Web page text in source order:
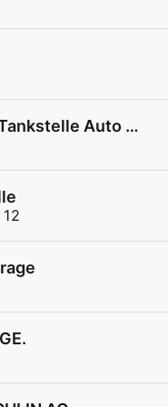
Ruedi Rüssel Tankstelle Auto Vogel & Partner AG